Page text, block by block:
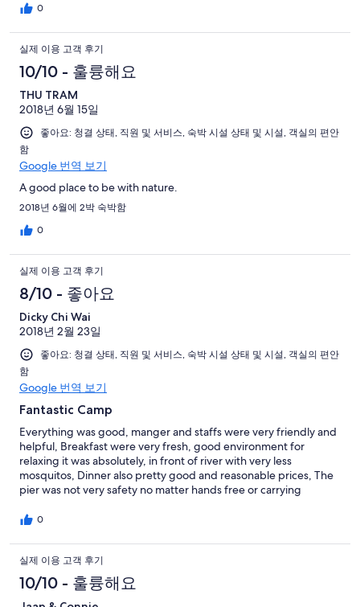
0
실제 이용 고객 후기
10/10 - 훌륭해요
THU TRAM
2018년 6월 15일
좋아요: 청결 상태, 직원 및 서비스, 숙박 시설 상태 및 시설, 객실의 편안
함
Google 번역 보기
A good place to be with nature.
2018년 6월에 2박 숙박함
0
실제 이용 고객 후기
8/10 - 좋아요
Dicky Chi Wai
2018년 2월 23일
좋아요: 청결 상태, 직원 및 서비스, 숙박 시설 상태 및 시설, 객실의 편안
함
Google 번역 보기
Fantastic Camp
Everything was good, manger and staffs were very friendly and
helpful, Breakfast were very fresh, good environment for
relaxing it was absolutely, in front of river with very less
mosquitos, Dinner also pretty good and reasonable prices, The
pier was not very safety no matter hands free or carrying
be more dangerous if raining, We found one small frog inside
Anyway in the camp site cannot avoid small bugs, But overall the
Camp was amazing, nice, we were enjoyed two nights there,
0
실제 이용 고객 후기
10/10 - 훌륭해요